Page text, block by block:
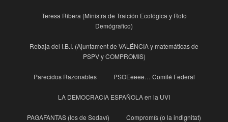
Teresa Ribera (Ministra de Traición Ecológica y Roto
Demógrafico)
Rebaja del I.B.I. (Ajuntament de VALÉNCIA y matemáticas de
PSPV y COMPROMIS)
Parecidos Razonables PSOEeeee… Comité Federal
LA DEMOCRACIA ESPAÑOLA en la UVI
PAGAFANTAS (los de Sedaví) Compromís (o la indignitat)